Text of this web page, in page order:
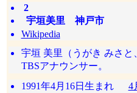
2
宇垣美里 神戸市
Wikipedia
宇垣 美里（うがき みさと
TBSアナウンサー。
1991年4月16日生まれ 4